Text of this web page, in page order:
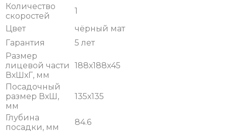
Количество
скоростей
1
Цвет
чёрный мат
Гарантия
5 лет
Размер
лицевой части
ВхШхГ, мм
188х188х45
Посадочный
размер ВхШ,
мм
135х135
Глубина
посадки, мм
84.6